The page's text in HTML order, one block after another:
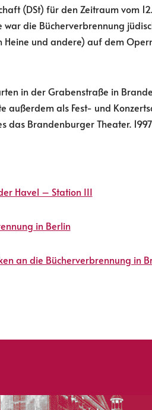
(DSt) für den Zeitraum vom
die Bücherverbrennung
Heine und andere) auf dem
in der Grabenstraße in
als Fest- und
das Brandenburger Theater.
Havel – Station III
in Berlin
an die Bücherverbrennung in